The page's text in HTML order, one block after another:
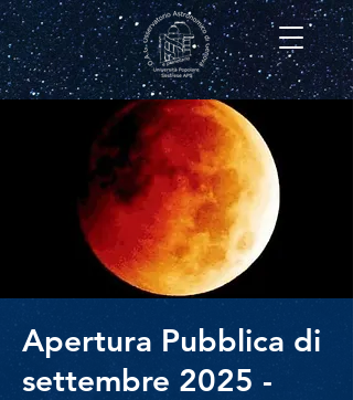
Apertura Pubblica di
settembre 2025 -